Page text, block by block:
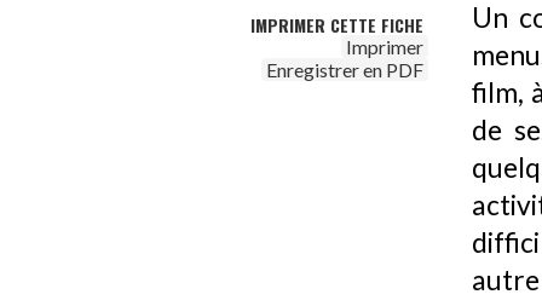
IMPRIMER CETTE FICHE
Imprimer
Enregistrer en PDF
Un
film,
de
autre